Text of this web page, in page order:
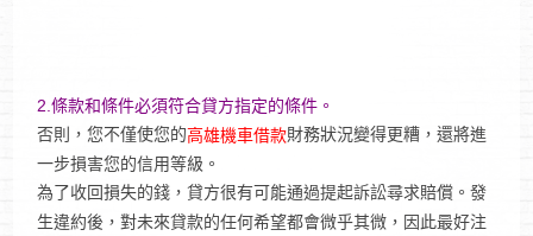
2.條款和條件必須符合貸方指定的條件。
否則，您不僅使您的高雄機車借款財務狀況變得更糟，還將進
一步損害您的信用等級。
為了收回損失的錢，貸方很有可能通過提起訴訟尋求賠償。發
生違約後，對未來貸款的任何希望都會微乎其微，因此最好注